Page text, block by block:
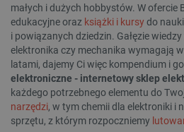
małych i dużych hobbystów. W
edukacyjne oraz książki i kursydo
i powiązanych dziedzin. Gałęzie
elektronika czy mechanika wymagają
latami, dajemy Ci więc kompendium i
elektroniczne - internetowy sklep
każdego potrzebnego elementu do
narzędzi, w tym chemii dla elektroniki i
sprzętu, z którym rozpoczniemy